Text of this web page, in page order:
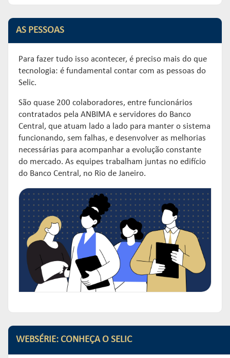
AS PESSOAS
Para fazer tudo isso acontecer, é preciso mais do que
tecnologia: é fundamental contar com as pessoas do
Selic.
São quase 200 colaboradores, entre funcionários
contratados pela ANBIMA e servidores do Banco
Central, que atuam lado a lado para manter o sistema
funcionando, sem falhas, e desenvolver as melhorias
necessárias para acompanhar a evolução constante
do mercado. As equipes trabalham juntas no edifício
do Banco Central, no Rio de Janeiro.
WEBSÉRIE: CONHEÇA O SELIC